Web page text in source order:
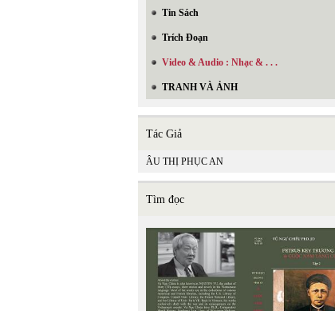
Tin Sách
Trích Đoạn
Video & Audio : Nhạc & . . .
TRANH VÀ ẢNH
Tác Giả
ÂU THỊ PHỤC AN
Tìm đọc